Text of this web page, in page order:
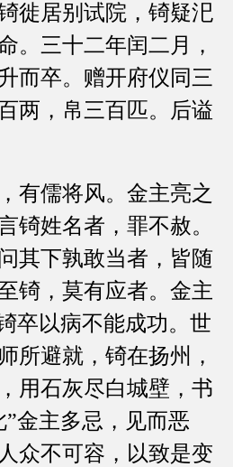
徙居别试院，锜疑汜
。三十二年闰二月，
而卒。赠开府仪同三
两，帛三百匹。后谥
儒将风。金主亮之
锜姓名者，罪不赦。
其下孰敢当者，皆随
锜，莫有应者。金主
卒以病不能成功。世
所避就，锜在扬州，
用石灰尽白城壁，书
”金主多忌，见而恶
众不可容，以致是变